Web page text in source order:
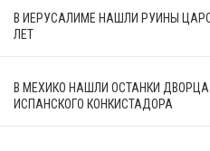
В ИЕРУСАЛИМЕ НАШЛИ РУИНЫ
ЛЕТ
В МЕХИКО НАШЛИ ОСТАНКИ
ИСПАНСКОГО КОНКИСТАДОРА